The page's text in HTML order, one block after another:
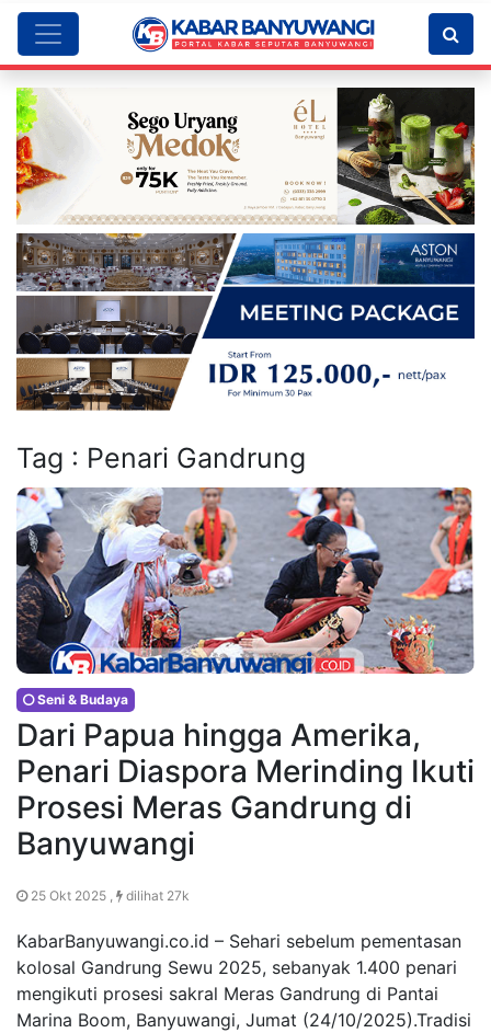
Tag : Penari Gandrung
Seni & Budaya
Dari Papua hingga Amerika,
Penari Diaspora Merinding Ikuti
Prosesi Meras Gandrung di
Banyuwangi
25 Okt 2025 , dilihat 27k
KabarBanyuwangi.co.id – Sehari sebelum pementasan
kolosal Gandrung Sewu 2025, sebanyak 1.400 penari
mengikuti prosesi sakral Meras Gandrung di Pantai
Marina Boom, Banyuwangi, Jumat (24/10/2025).Tradisi